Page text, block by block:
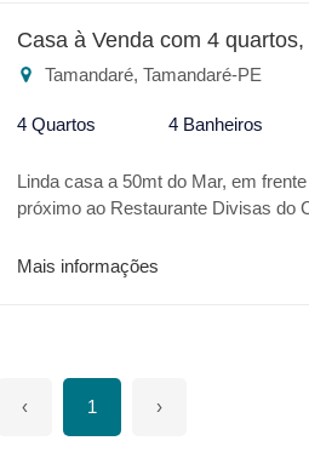
Casa à Venda com 4 quartos,
Tamandaré, Tamandaré-PE
4 Quartos 4 Banheiros
Linda casa a 50mt do Mar, em
próximo ao Restaurante Divisas do
quartos.
Mais informações
‹ 1 ›